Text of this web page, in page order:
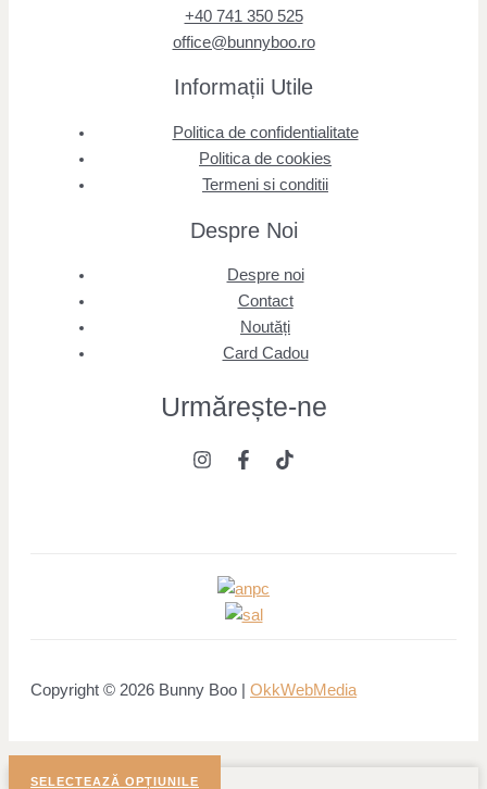
+40 741 350 525
office@bunnyboo.ro
Informații Utile
Politica de confidentialitate
Politica de cookies
Termeni si conditii
Despre Noi
Despre noi
Contact
Noutăți
Card Cadou
Urmărește-ne
Copyright © 2026 Bunny Boo | OkkWebMedia
SELECTEAZĂ OPȚIUNILE